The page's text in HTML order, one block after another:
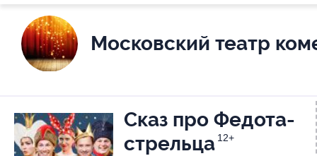
Московский театр
Сказ про Федота-
стрельца 12+